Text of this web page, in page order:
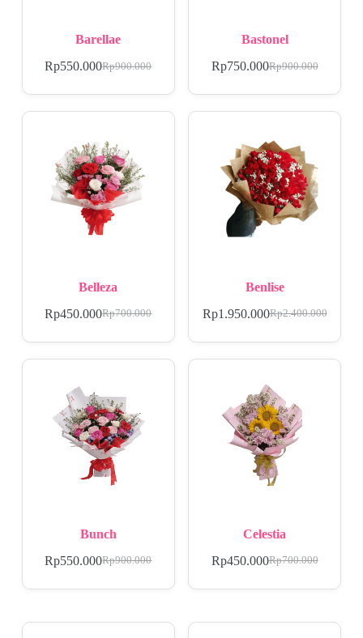
Barellae
Rp900.000
Rp550.000
Bastonel
Rp900.000
Rp750.000
Belleza
Rp700.000
Rp450.000
Benlise
Rp2.400.000
Rp1.950.000
Bunch
Rp900.000
Rp550.000
Celestia
Rp700.000
Rp450.000